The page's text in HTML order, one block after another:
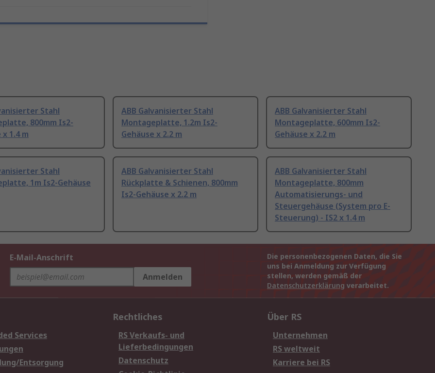
Stahl
800mm Is2-
x 1.4 m
ABB Galvanisierter Stahl
Montageplatte, 1.2m Is2-
Gehäuse x 2.2 m
ABB Galvanisierter Stahl
Montageplatte, 600mm Is2-
Gehäuse x 2.2 m
Stahl
1m Is2-Gehäuse
ABB Galvanisierter Stahl
Rückplatte & Schienen, 800mm
Is2-Gehäuse x 2.2 m
ABB Galvanisierter Stahl
Montageplatte, 800mm
Automatisierungs- und
Steuergehäuse (System pro E-
Steuerung) - IS2 x 1.4 m
E-Mail-Anschrift
Anmelden
Die personenbezogenen Daten, die Sie
uns bei Anmeldung zur Verfügung
stellen, werden gemäß der
Datenschutzerklärung verarbeitet.
Services
Entsorgung
Rechtliches
RS Verkaufs- und
Lieferbedingungen
Datenschutz
Über RS
Unternehmen
RS weltweit
Karriere bei RS